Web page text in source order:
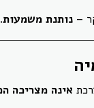
– נותנת משמעות.
אינה מצריכה